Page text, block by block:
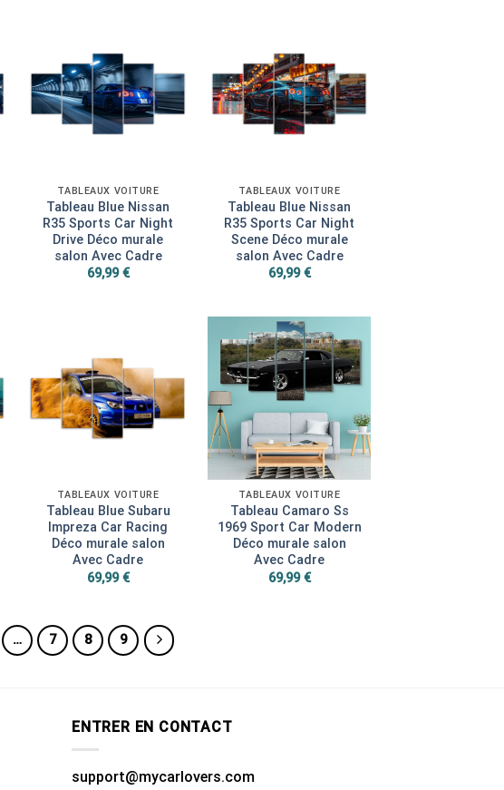
TABLEAUX VOITURE
Tableau Blue Nissan
R35 Sports Car Night
Drive Déco murale
salon Avec Cadre
69,99€
TABLEAUX VOITURE
Tableau Blue Nissan
R35 Sports Car Night
Scene Déco murale
salon Avec Cadre
69,99€
TABLEAUX VOITURE
Tableau Blue Subaru
Impreza Car Racing
Déco murale salon
Avec Cadre
69,99€
TABLEAUX VOITURE
Tableau Camaro Ss
1969 Sport Car Modern
Déco murale salon
Avec Cadre
69,99€
… 7 8 9
ENTRER EN CONTACT
support@mycarlovers.com